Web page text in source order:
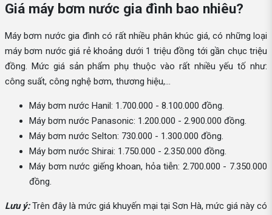
Giá máy bơm nước gia đình bao nhiêu?
Máy bơm nước gia đình có rất nhiều phân khúc giá, có những loại
máy bơm nước giá rẻ khoảng dưới 1 triệu đồng tới gần chục triệu
đồng. Mức giá sản phẩm phụ thuộc vào rất nhiều yếu tố như:
công suất, công nghệ bơm, thương hiệu,...
Máy bơm nước Hanil: 1.700.000 - 8.100.000 đồng.
Máy bơm nước Panasonic: 1.200.000 - 2.900.000 đồng.
Máy bơm nước Selton: 730.000 - 1.300.000 đồng.
Máy bơm nước Shirai: 1.750.000 - 2.350.000 đồng.
Máy bơm nước giếng khoan, hỏa tiễn: 2.700.000 - 7.350.000
đồng.
Lưu ý:Trên đây là mức giá khuyến mại tại Sơn Hà, mức giá này có